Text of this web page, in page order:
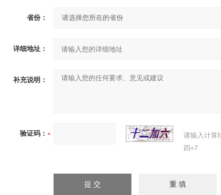
省份：
详细地址：
补充说明：
验证码：
请输入计算
四=7